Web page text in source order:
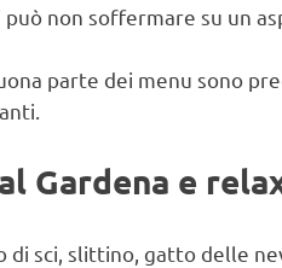
può non soffermare su un
parte dei menu sono
Gardena e
di sci, slittino, gatto delle